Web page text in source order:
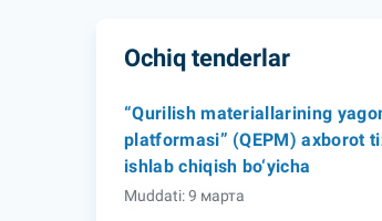
Ochiq tenderlar
“Qurilish materiallarining
platformasi” (QEPM) axborot
ishlab chiqish bo‘yicha
Muddati: 9 марта